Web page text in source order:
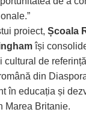
proiect, Școala
își
cultural de
din
în educația și
Marea Britanie.